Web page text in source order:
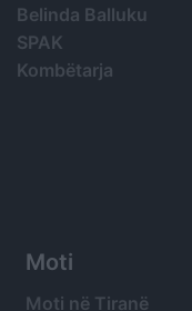
Belinda Balluku
SPAK
Kombëtarja
Moti
Moti në Tiranë